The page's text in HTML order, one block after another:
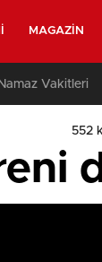
MAGAZIN
Namaz Vakitleri
552